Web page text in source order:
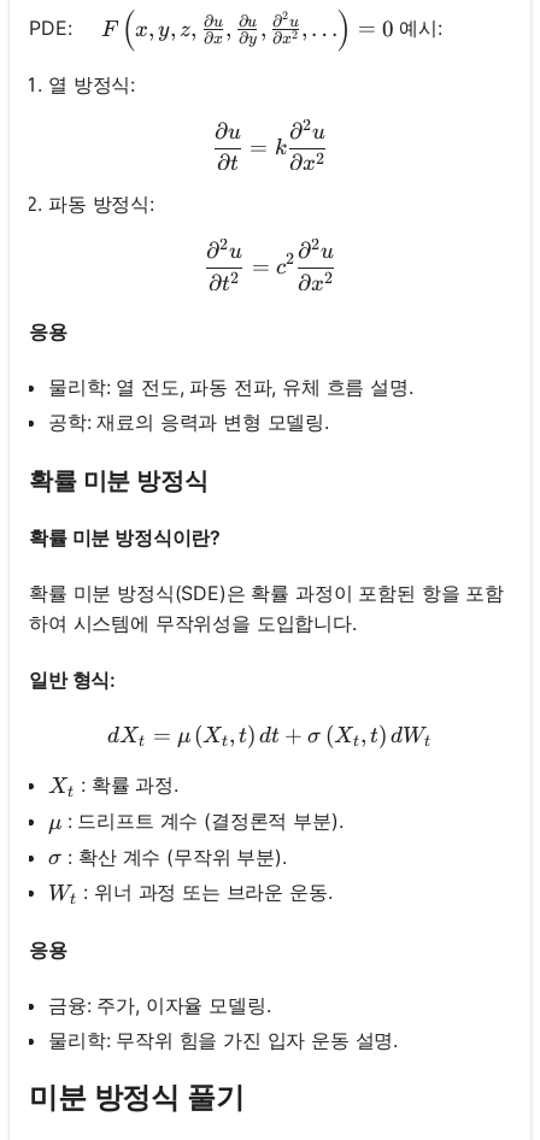
PDE: \quad F\left(x, y, z, \frac{\partial
F (x, y, z, ∂x
∂u , ∂y
∂u , ∂x2
∂2u , …) = 0 예시:
열 방정식:
\frac{\partial u}{\partial
∂t
∂u
= k
∂x2
∂2u
파동 방정식:
\frac{\partial^2
∂t2
∂2u
= c2
∂x2
∂2u
응용
물리학: 열 전도, 파동 전파, 유체 흐름 설명.
공학: 재료의 응력과 변형 모델링.
확률 미분 방정식
확률 미분 방정식이란?
확률 미분 방정식(SDE)은 확률 과정이 포함된 항을 포함
하여 시스템에 무작위성을 도입합니다.
일반 형식:
d X_t=\mu\left(X_t,
dXt = μ (Xt, t) dt + σ (Xt, t) dWt
X_t
Xt : 확률 과정.
\mu
μ: 드리프트 계수 (결정론적 부분).
\sigma
σ : 확산 계수 (무작위 부분).
W_t
Wt : 위너 과정 또는 브라운 운동.
응용
금융: 주가, 이자율 모델링.
물리학: 무작위 힘을 가진 입자 운동 설명.
미분 방정식 풀기